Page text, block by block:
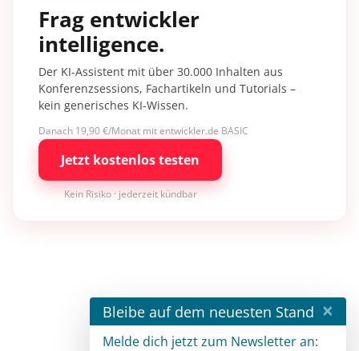
Frag entwickler
intelligence.
Der KI-Assistent mit über 30.000 Inhalten aus
Konferenzsessions, Fachartikeln und Tutorials –
kein generisches KI-Wissen.
Danach 19,90 €/Monat mit entwickler.de BASIC
Jetzt kostenlos testen
Kein Risiko · jederzeit kündbar
Bleibe auf dem neuesten Stand ×
Melde dich jetzt zum Newsletter an: